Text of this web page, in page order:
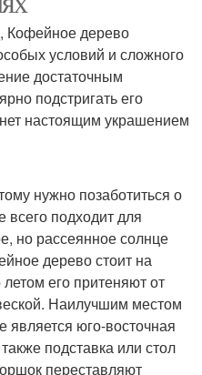
Кофейное дерево
условий и сложного
достаточным
подстригать его
настоящим украшением
нужно позаботиться о
подходит для
но рассеянное солнце
дерево стоит на
его притеняют от
Наилучшим местом
юго-восточная
подставка или стол
переставляют